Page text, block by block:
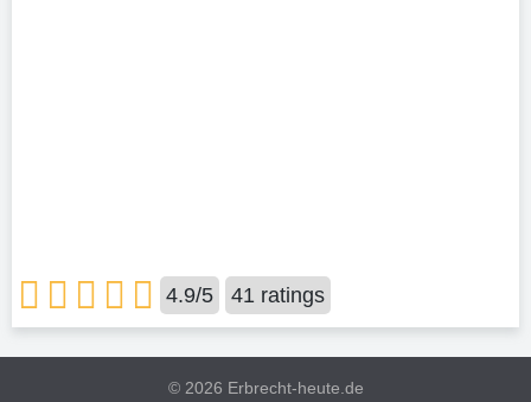
4.9/5 41 ratings
© 2026 Erbrecht-heute.de